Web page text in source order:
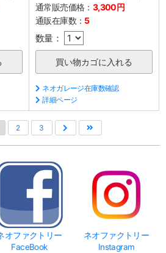
通常販売価格： 3,300円
通販在庫数： 5
数量：
ネオガレージ在庫数確認
詳細ページ
2 3
オファクトリー
FaceBook
ネオファクトリー
Instagram